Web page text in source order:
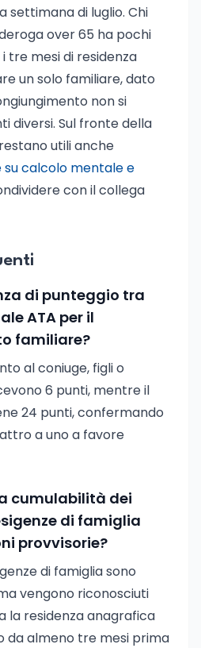
settimana di luglio. Chi
over 65 ha pochi
tre mesi di residenza
un solo familiare, dato
non si
diversi. Sul fronte della
utili anche
calcolo mentale e
con il collega
di punteggio tra
ATA per il
familiare?
al coniuge, figli o
6 punti, mentre il
24 punti, confermando
a uno a favore
cumulabilità dei
di famiglia
provvisorie?
di famiglia sono
vengono riconosciuti
la residenza anagrafica
da almeno tre mesi prima